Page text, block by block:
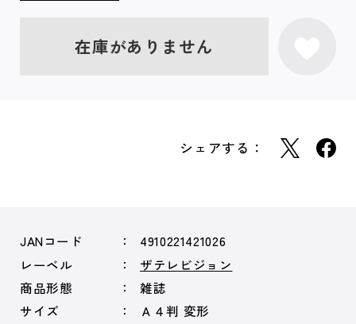
在庫がありません
シェアする：
JANコード
4910221421026
レーベル
ザテレビジョン
商品形態
雑誌
サイズ
Ａ４判 変形